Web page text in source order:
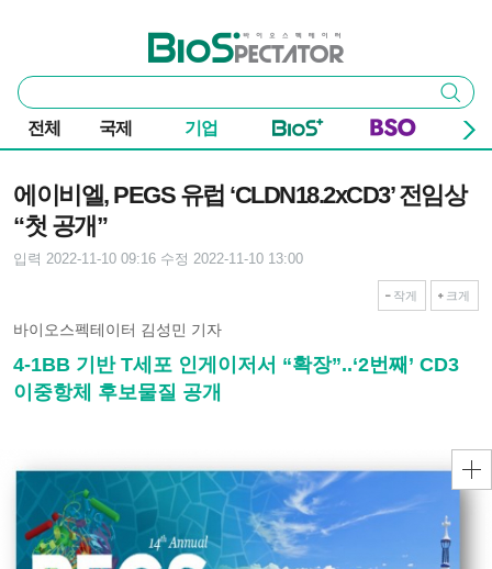
바이오스펙테이터
통
합
검
색
검색
전체 국제 기업
에이비엘, PEGS 유럽 ‘CLDN18.2xCD3’ 전임상
“첫 공개”
입력 2022-11-10 09:16 수정 2022-11-10 13:00
작게 크게
바이오스펙테이터 김성민 기자
4-1BB 기반 T세포 인게이저서 “확장”..‘2번째’ CD3
이중항체 후보물질 공개